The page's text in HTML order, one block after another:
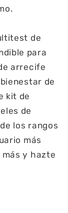
de
para
arrecife
de
kit de
de
los rangos
más
más y hazte